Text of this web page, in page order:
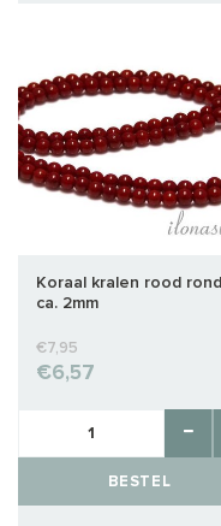
Koraal kralen rood rond
ca. 2mm
€7,95
€6,57
BESTEL